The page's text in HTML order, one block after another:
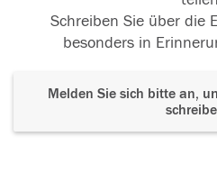
Schreiben Sie über die
besonders in
Melden Sie sich bitte an,